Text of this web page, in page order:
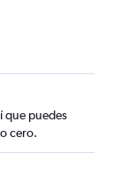
que puedes
cero.